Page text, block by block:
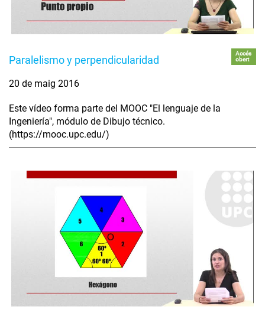
Paralelismo y perpendicularidad
Accés
obert
20 de maig 2016
Este vídeo forma parte del MOOC "El lenguaje de la
Ingeniería", módulo de Dibujo técnico.
(https://mooc.upc.edu/)